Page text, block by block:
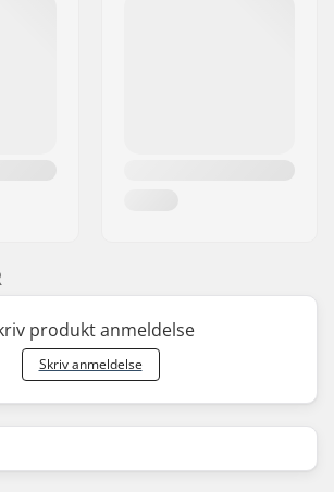
produkt anmeldelse
Skriv anmeldelse